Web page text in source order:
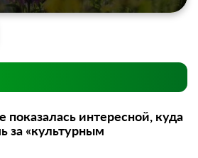
показалась интересной, куда
за «культурным